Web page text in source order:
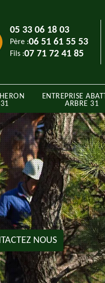
05 33 06 18 03
Père :06 51 61 55 53
Fils :07 71 72 41 85
31
ENTREPRISE
ARBRE 31
NOUS